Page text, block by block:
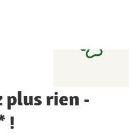
plus rien -
!